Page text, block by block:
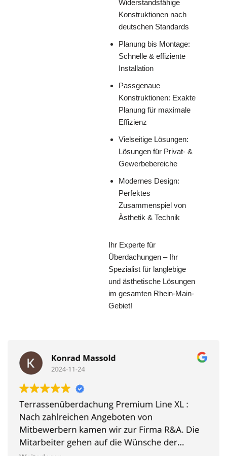
Widerstandsfähige
Konstruktionen nach
deutschen Standards
Planung bis Montage:
Schnelle & effiziente
Installation
Passgenaue
Konstruktionen: Exakte
Planung für maximale
Effizienz
Vielseitige Lösungen:
Lösungen für Privat- &
Gewerbebereiche
Modernes Design:
Perfektes
Zusammenspiel von
Ästhetik & Technik
Ihr Experte für
Überdachungen – Ihr
Spezialist für langlebige
und ästhetische Lösungen
im gesamten Rhein-Main-
Gebiet!